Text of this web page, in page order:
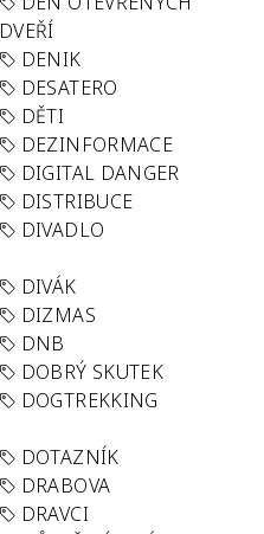
DVEŘÍ
DENIK
DESATERO
DĚTI
DEZINFORMACE
DIGITAL DANGER
DISTRIBUCE
DIVADLO
DIVÁK
DIZMAS
DNB
DOBRÝ SKUTEK
DOGTREKKING
DOTAZNÍK
DRABOVA
DRAVCI